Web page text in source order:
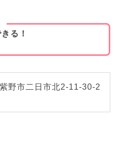
る！
野市二日市北2-11-30-2